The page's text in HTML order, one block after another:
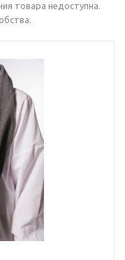
товара недоступна.